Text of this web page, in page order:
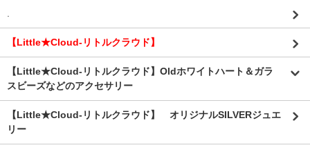
.
【Little★Cloud-リトルクラウド】
【Little★Cloud-リトルクラウド】Oldホワイトハート＆ガラ
スビーズなどのアクセサリー
【Little★Cloud-リトルクラウド】 オリジナルSILVERジュエ
リー